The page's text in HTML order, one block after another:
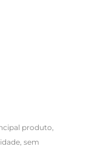
produto,
sem